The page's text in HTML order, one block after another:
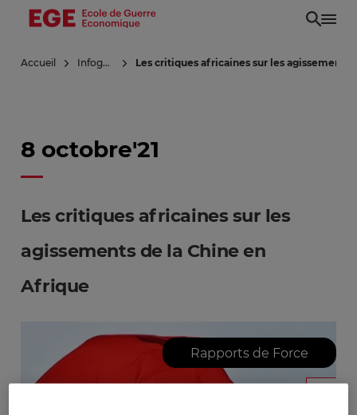
Aller
principal
Accueil Infoguerre Les critiques africaines sur les agissements
8 octobre'21
Les critiques africaines sur les
agissements de la Chine en
Afrique
Rapports de Force